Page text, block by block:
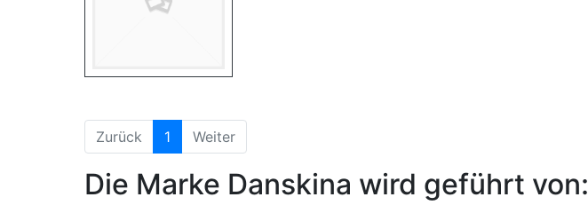
Zurück 1 (aktuell)
Weiter
Die Marke Danskina wird geführt von: